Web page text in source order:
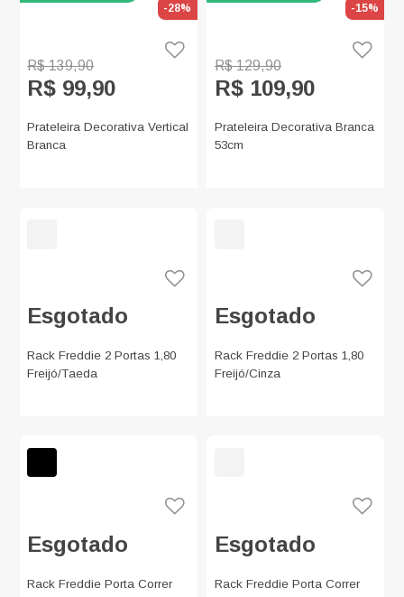
-28%
R$ 139,90
R$ 99,90
Prateleira Decorativa Vertical
Branca
-15%
R$ 129,90
R$ 109,90
Prateleira Decorativa Branca
53cm
Esgotado
Rack Freddie 2 Portas 1,80
Freijó/Taeda
Esgotado
Rack Freddie 2 Portas 1,80
Freijó/Cinza
Esgotado
Rack Freddie Porta Correr
Esgotado
Rack Freddie Porta Correr